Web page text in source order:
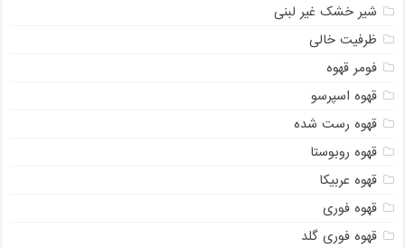
شیر خشک غیر لبنی
ظرفیت خالی
فومر قهوه
قهوه اسپرسو
قهوه رست شده
قهوه روبوستا
قهوه عربیکا
قهوه فوری
قهوه فوری گلد